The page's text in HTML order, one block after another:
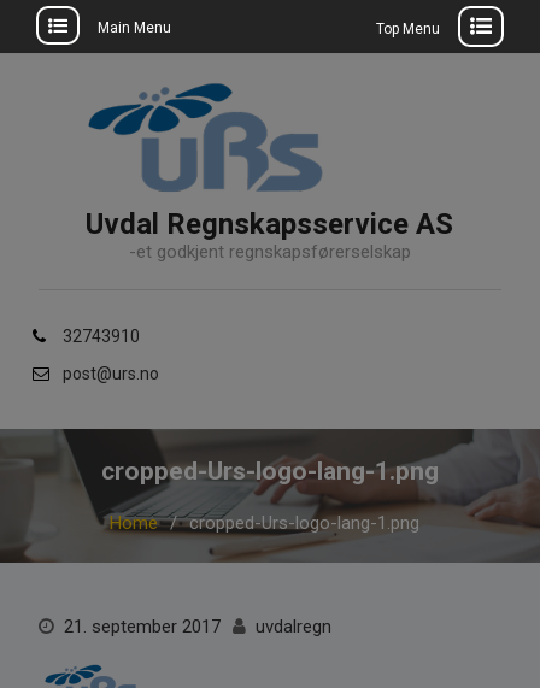
Main Menu Top Menu
Uvdal Regnskapsservice AS
-et godkjent regnskapsførerselskap
32743910
post@urs.no
cropped-Urs-logo-lang-1.png
Home cropped-Urs-logo-lang-1.png
21. september 2017 uvdalregn